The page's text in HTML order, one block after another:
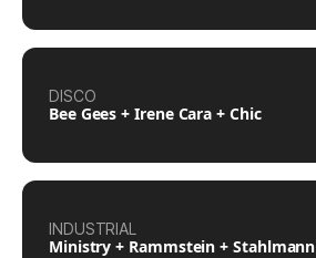
DISCO
Bee Gees + Irene Cara + Chic
INDUSTRIAL
Ministry + Rammstein + Stahlmann